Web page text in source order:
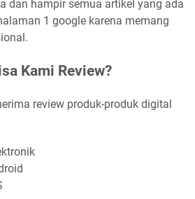
dan hampir semua artikel yang ada
1 google karena memang
Kami Review?
review produk-produk digital